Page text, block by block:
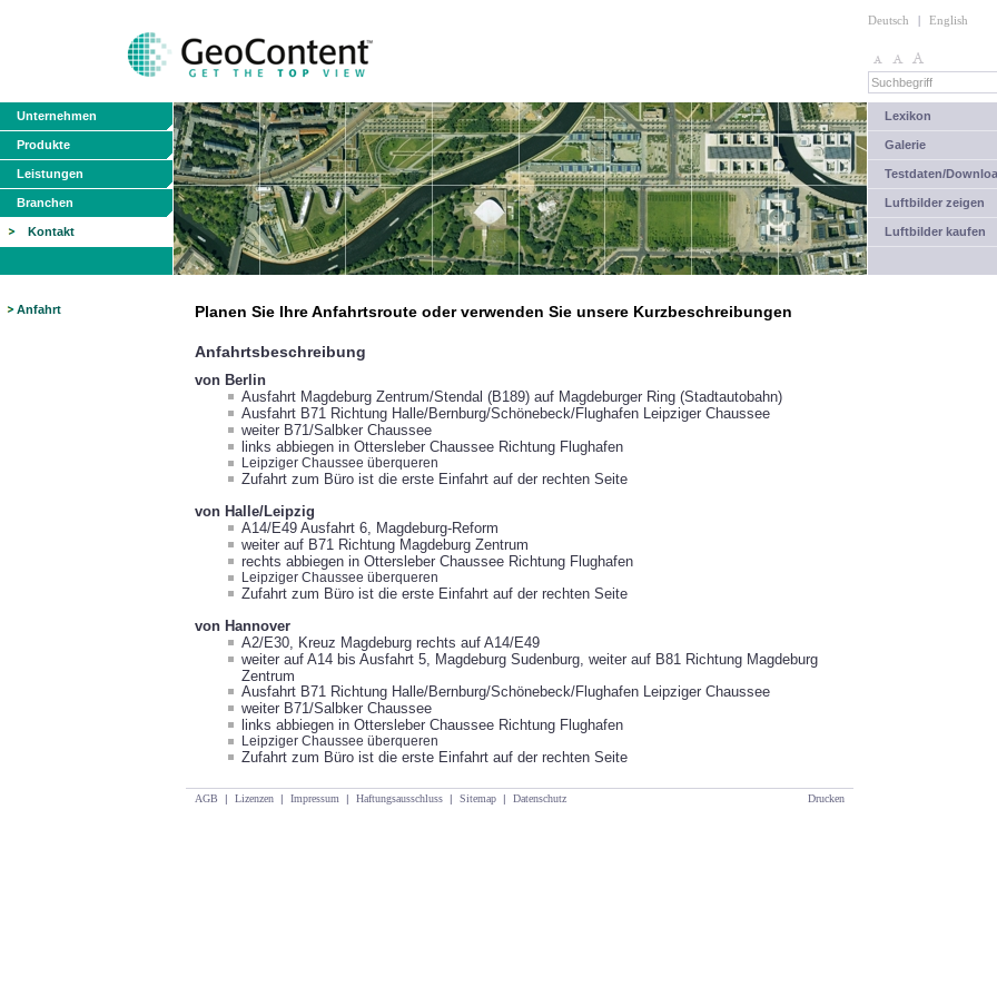
Deutsch | English
Unternehmen
Produkte
Leistungen
Branchen
Kontakt
Lexikon
Galerie
Testdaten/
Luftbilder zeigen
Luftbilder kaufen
Anfahrt Planen Sie Ihre Anfahrtsroute oder verwenden Sie unsere Kurzbeschreibungen
Anfahrtsbeschreibung
von Berlin
Ausfahrt Magdeburg Zentrum/Stendal (B189) auf Magdeburger Ring (Stadtautobahn)
Ausfahrt B71 Richtung Halle/Bernburg/Schönebeck/Flughafen Leipziger Chaussee
weiter B71/Salbker Chaussee
links abbiegen in Ottersleber Chaussee Richtung Flughafen
Leipziger Chaussee überqueren
Zufahrt zum Büro ist die erste Einfahrt auf der rechten Seite
von Halle/Leipzig
A14/E49 Ausfahrt 6, Magdeburg-Reform
weiter auf B71 Richtung Magdeburg Zentrum
rechts abbiegen in Ottersleber Chaussee Richtung Flughafen
Leipziger Chaussee überqueren
Zufahrt zum Büro ist die erste Einfahrt auf der rechten Seite
von Hannover
A2/E30, Kreuz Magdeburg rechts auf A14/E49
weiter auf A14 bis Ausfahrt 5, Magdeburg Sudenburg, weiter auf B81 Richtung Magdeburg
Zentrum
Ausfahrt B71 Richtung Halle/Bernburg/Schönebeck/Flughafen Leipziger Chaussee
weiter B71/Salbker Chaussee
links abbiegen in Ottersleber Chaussee Richtung Flughafen
Leipziger Chaussee überqueren
Zufahrt zum Büro ist die erste Einfahrt auf der rechten Seite
AGB | Lizenzen | Impressum | Haftungsausschluss | Sitemap | Datenschutz Drucken